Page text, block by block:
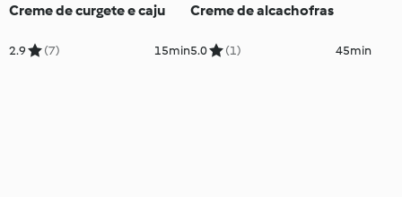
Creme de curgete e caju
2.9 (7) 15min
Creme de alcachofras
5.0 (1) 45min